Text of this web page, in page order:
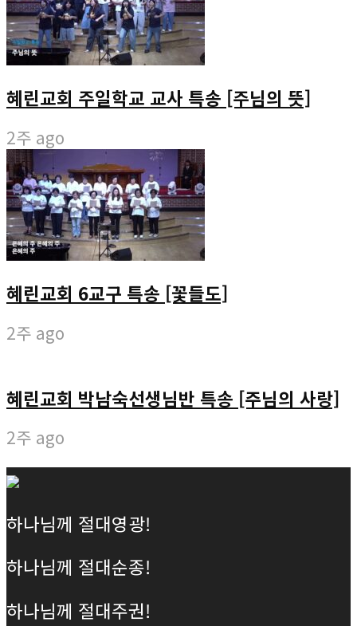
혜린교회 주일학교 교사 특송 [주님의 뜻]
2주 ago
혜린교회 6교구 특송 [꽃들도]
2주 ago
혜린교회 박남숙선생님반 특송 [주님의 사랑]
2주 ago
하나님께 절대영광!
하나님께 절대순종!
하나님께 절대주권!